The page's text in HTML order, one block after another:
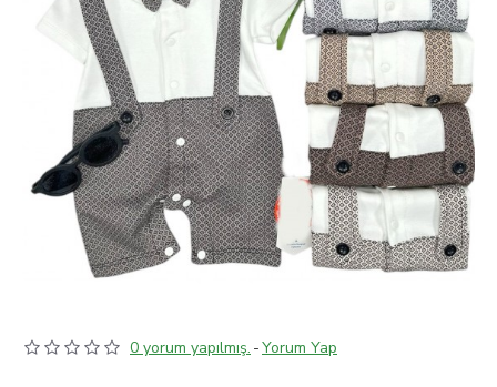
0 yorum yapılmış. -Yorum Yap